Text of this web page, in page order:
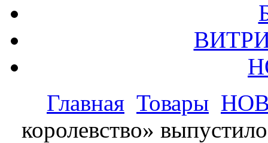
Главная Товары
королевство»